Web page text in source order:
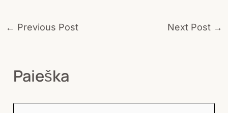
← Previous Post Next Post →
Paieška